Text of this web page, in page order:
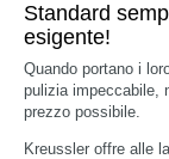
Standard
esigente!
Quando portano i
pulizia impeccabile,
prezzo possibile.
Kreussler offre alle